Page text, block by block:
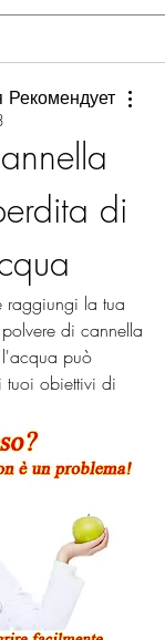
di
raggiungi la tua
di cannella
può
tuoi obiettivi di